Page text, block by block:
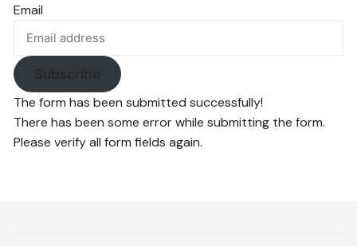
Email
Subscribe
The form has been submitted successfully!
There has been some error while submitting the form.
Please verify all form fields again.